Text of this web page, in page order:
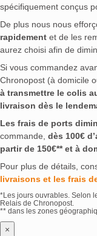
spécifiquement conçus
De plus nous nous
rapidement et de les
aurez choisi afin de
Si vous commandez
Chronopost (à domicile
à transmettre le colis
livraison dès le
Les frais de ports
commande, dès 100€
partir de 150€** et à
Pour plus de détails,
livraisons et les frais
*Les jours ouvrables. Selon
Relais de Chronopost.
** dans les zones
×